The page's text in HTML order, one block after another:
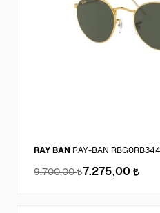
RAY BAN RAY-BAN
9.700,00 7.275,00